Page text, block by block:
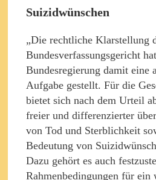
Suizidwünschen
„Die rechtliche Klarstellung
Bundesverfassungsgericht
Bundesregierung damit eine
Aufgabe gestellt. Für die
bietet sich nach dem Urteil
freier und differenzierter
von Tod und Sterblichkeit
Bedeutung von
Dazu gehört es auch
Rahmenbedingungen für ein